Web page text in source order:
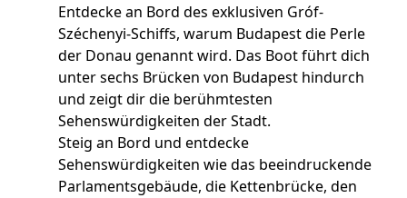
Entdecke an Bord des exklusiven Gróf-
Széchenyi-Schiffs, warum Budapest die Perle
der Donau genannt wird. Das Boot führt dich
unter sechs Brücken von Budapest hindurch
und zeigt dir die berühmtesten
Sehenswürdigkeiten der Stadt.
Steig an Bord und entdecke
Sehenswürdigkeiten wie das beeindruckende
Parlamentsgebäude, die Kettenbrücke, den